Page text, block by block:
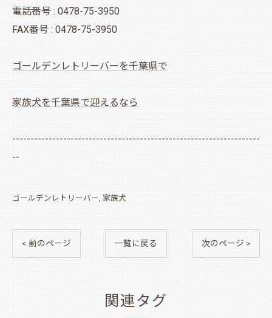
電話番号 : 0478-75-3950
FAX番号 : 0478-75-3950
ゴールデンレトリーバーを千葉県で
家族犬を千葉県で迎えるなら
--------------------------------------------------------------------
--
ゴールデンレトリーバー 家族犬
< 前のページ 一覧に戻る 次のページ >
関連タグ